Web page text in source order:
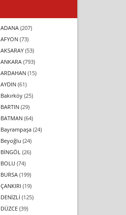
ADANA(207)
AFYON(73)
AKSARAY(53)
ANKARA(793)
ARDAHAN(15)
AYDIN(61)
Bakırköy(25)
BARTIN(29)
BATMAN(64)
Bayrampaşa(24)
Beyoğlu (24)
BİNGÖL (26)
BOLU (74)
BURSA(199)
ÇANKIRI (19)
DENİZLİ (125)
DÜZCE(39)